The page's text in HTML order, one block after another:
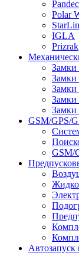
Polar
IGLA
Prizrak
Замки
Замки
Замки
GSM/GPS/
GSM/
Автозапуск